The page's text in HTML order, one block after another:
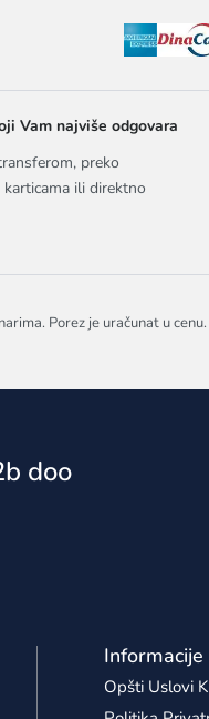
Vam najviše odgovara
preko
ili direktno
Porez je uračunat u
doo
Informacije
Opšti Uslovi